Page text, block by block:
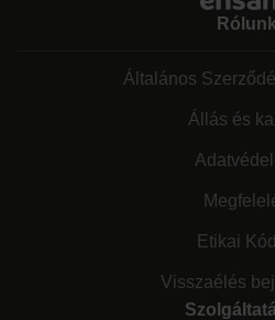
Rólunk
Általános
Állás és
Etikai
Visszaélés